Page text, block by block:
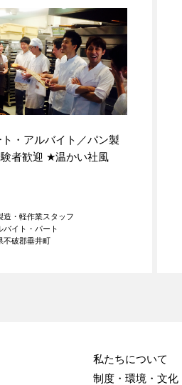
ト・アルバイト／パン製
者歓迎 ★温かい社風
造・軽作業スタッフ
バイト・パート
不破郡垂井町
私たちについて
制度・環境・文化